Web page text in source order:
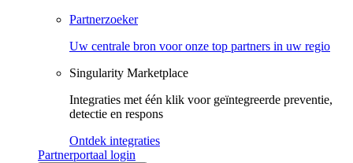
Partnerzoeker
Uw centrale bron voor onze top partners in uw regio
Singularity Marketplace
Integraties met één klik voor geïntegreerde preventie,
detectie en respons
Ontdek integraties
Partnerportaal login